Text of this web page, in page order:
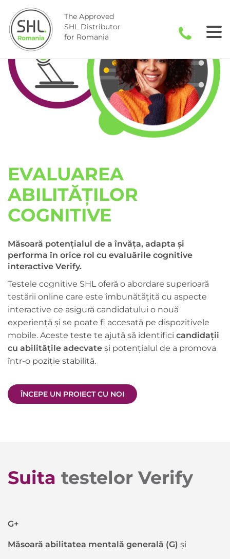
content
The Approved
SHL Distributor
for Romania
EVALUAREA
ABILITĂȚILOR
COGNITIVE
Măsoară potențialul de a învăța, adapta și
performa în orice rol cu evaluările cognitive
interactive Verify.
Testele cognitive SHL oferă o abordare superioară
testării online care este îmbunătățită cu aspecte
interactive ce asigură candidatului o nouă
experiență și se poate fi accesată pe dispozitivele
mobile. Aceste teste te ajută să identifici candidații
cu abilitățile adecvate și potențialul de a promova
într-o poziție stabilită.
ÎNCEPE UN PROIECT CU NOI
Suita testelor Verify
G+
Măsoară abilitatea mentală generală (G) și